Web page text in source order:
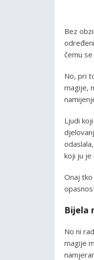
Bez
čemu
No, pri
magije,
Ljudi
koji ju je
Onaj
Bijela
No ni
magije